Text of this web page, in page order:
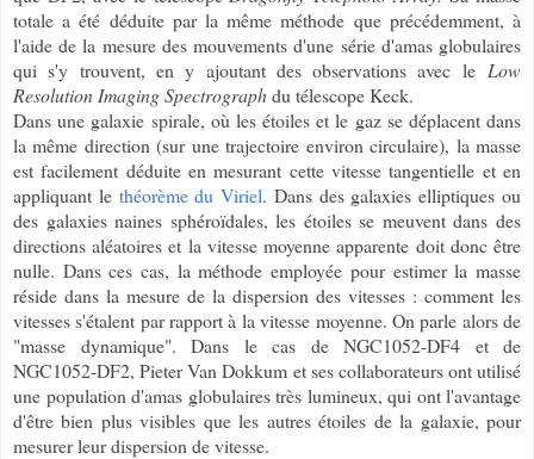
totale a été déduite par la même méthode que précédemment, à
l'aide de la mesure des mouvements d'une série d'amas globulaires
qui s'y trouvent, en y ajoutant des observations avec le Low
Resolution Imaging Spectrographdu télescope Keck.
Dans une galaxie spirale, où les étoiles et le gaz se déplacent dans
la même direction (sur une trajectoire environ circulaire), la masse
est facilement déduite en mesurant cette vitesse tangentielle et en
appliquant le théorème du Viriel. Dans des galaxies elliptiques ou
des galaxies naines sphéroïdales, les étoiles se meuvent dans des
directions aléatoires et la vitesse moyenne apparente doit donc être
nulle. Dans ces cas, la méthode employée pour estimer la masse
réside dans la mesure de la dispersion des vitesses : comment les
vitesses s'étalent par rapport à la vitesse moyenne. On parle alors de
"masse dynamique". Dans le cas de NGC1052-DF4 et de
NGC1052-DF2, Pieter Van Dokkum et ses collaborateurs ont utilisé
une population d'amas globulaires très lumineux, qui ont l'avantage
d'être bien plus visibles que les autres étoiles de la galaxie, pour
mesurer leur dispersion de vitesse.